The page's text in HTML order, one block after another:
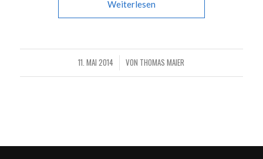
Weiterlesen
11. MAI 2014
/ VON THOMAS MAIER